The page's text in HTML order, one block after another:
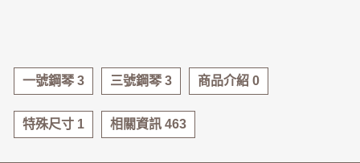
一號鋼琴 3 三號鋼琴 3 商品介紹 0
特殊尺寸 1 相關資訊 463